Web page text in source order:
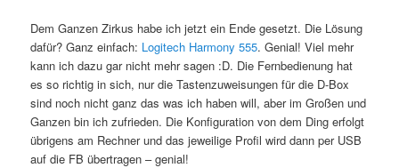
Dem Ganzen Zirkus habe ich jetzt ein Ende gesetzt. Die Lösung
dafür? Ganz einfach: Logitech Harmony 555. Genial! Viel mehr
kann ich dazu gar nicht mehr sagen :D. Die Fernbedienung hat
es so richtig in sich, nur die Tastenzuweisungen für die D-Box
sind noch nicht ganz das was ich haben will, aber im Großen und
Ganzen bin ich zufrieden. Die Konfiguration von dem Ding erfolgt
übrigens am Rechner und das jeweilige Profil wird dann per USB
auf die FB übertragen – genial!